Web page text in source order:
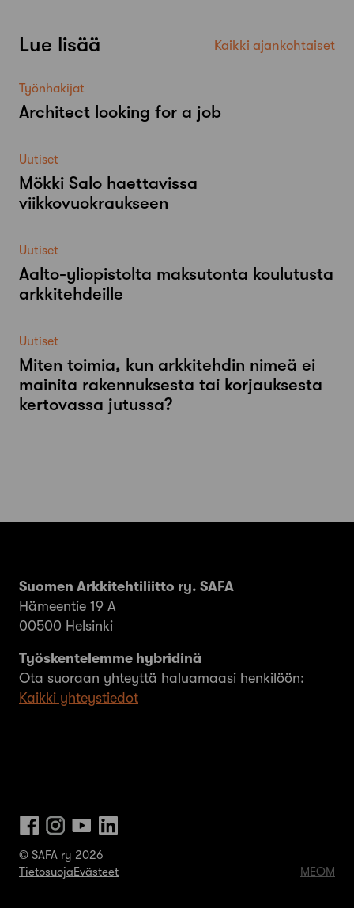
Lue lisää Kaikki ajankohtaiset
Työnhakijat
Architect looking for a job
Uutiset
Mökki Salo haettavissa
viikkovuokraukseen
Uutiset
Aalto-​yliopistolta maksutonta koulutusta
arkkitehdeille
Uutiset
Miten toimia, kun arkkitehdin nimeä ei
mainita rakennuksesta tai korjauksesta
kertovassa jutussa?
Suomen Arkkitehtiliitto ry. SAFA
Hämeentie 19 A
00500 Helsinki
Työskentelemme hybridinä
Ota suoraan yhteyttä haluamaasi henkilöön:
Kaikki yhteystiedot
© SAFA ry 2026
TietosuojaEvästeet MEOM